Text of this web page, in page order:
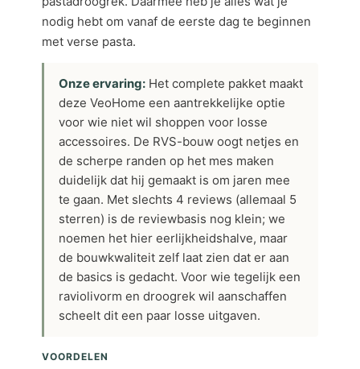
nodig hebt om vanaf de eerste dag te beginnen
met verse pasta.
Onze ervaring: Het complete pakket maakt
deze VeoHome een aantrekkelijke optie
voor wie niet wil shoppen voor losse
accessoires. De RVS-bouw oogt netjes en
de scherpe randen op het mes maken
duidelijk dat hij gemaakt is om jaren mee
te gaan. Met slechts 4 reviews (allemaal 5
sterren) is de reviewbasis nog klein; we
noemen het hier eerlijkheidshalve, maar
de bouwkwaliteit zelf laat zien dat er aan
de basics is gedacht. Voor wie tegelijk een
raviolivorm en droogrek wil aanschaffen
scheelt dit een paar losse uitgaven.
VOORDELEN